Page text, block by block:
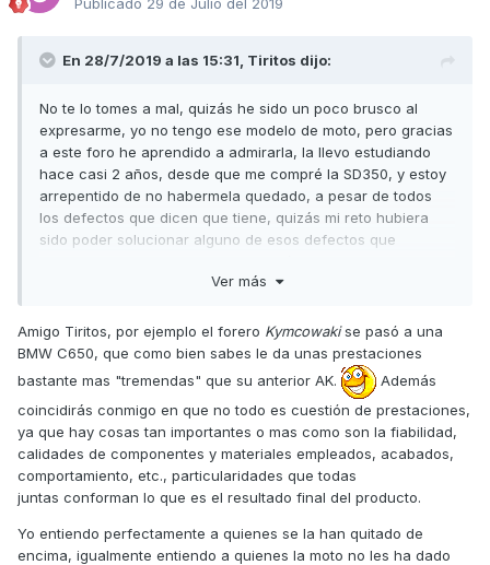
Publicado 29 de Julio del 2019
En 28/7/2019 a las 15:31, Tiritos dijo:
No te lo tomes a mal, quizás he sido un poco brusco al
expresarme, yo no tengo ese modelo de moto, pero gracias
a este foro he aprendido a admirarla, la llevo estudiando
hace casi 2 años, desde que me compré la SD350, y estoy
arrepentido de no habermela quedado, a pesar de todos
los defectos que dicen que tiene, quizás mi reto hubiera
sido poder solucionar alguno de esos defectos que
porque no se les da una solución, sólo se limitan por parte
eso no es bueno para nadie, porque el producto acaba por
aborrecerse y no se vende, y es una lástima que por esa
mala gestión haya mucha gente que desiste de su compra
e incluso otros se la quitan de encima pensando que
cuando pase la garantía van a tener un cáncer de moto, y
se pasan a otras marcas y modelos que no le dan las
prestaciones tan tremendas que Kymco ha conseguido en
esa moto. Si todo eso lo miras desde mi óptica donde veo
que la solución a esos problemas es super fácil,
sus defectos por la mala gestión de Kymco España.
Ver más
Amigo Tiritos, por ejemplo el forero Kymcowakise pasó a una
BMW C650, que como bien sabes le da unas prestaciones
bastante mas "tremendas" que su anterior AK.
Además
coincidirás conmigo en que no todo es cuestión de prestaciones,
ya que hay cosas tan importantes o mas como son la fiabilidad,
calidades de componentes y materiales empleados, acabados,
comportamiento, etc., particularidades que todas
juntas conforman lo que es el resultado final del producto.
Yo entiendo perfectamente a quienes se la han quitado de
encima, igualmente entiendo a quienes la moto no les ha dado